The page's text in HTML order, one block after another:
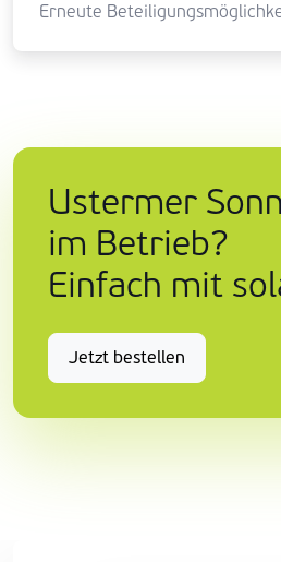
Erneute
Ustermer
im Betrieb?
Einfach mit
Jetzt bestellen